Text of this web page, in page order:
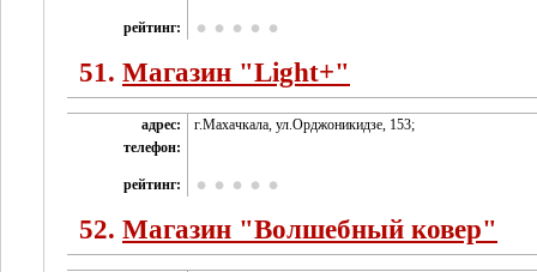
рейтинг:
51. Магазин "Light+"
адрес:
г.Махачкала, ул.Орджоникидзе, 153;
телефон:
рейтинг:
52. Магазин "Волшебный ковер"